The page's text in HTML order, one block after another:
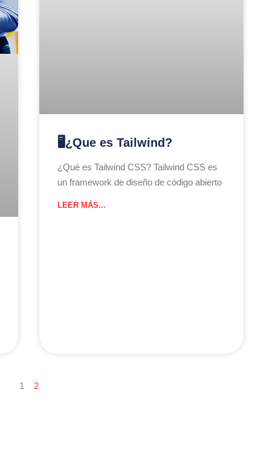
🖥️¿Que es Tailwind?
¿Qué es Tailwind CSS? Tailwind CSS es
un framework de diseño de código abierto
LEER MÁS...
1 2